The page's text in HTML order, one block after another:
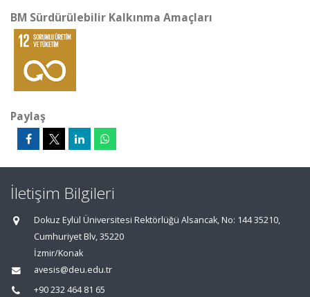
BM Sürdürülebilir Kalkınma Amaçları
Paylaş
İletişim Bilgileri
Dokuz Eylül Üniversitesi Rektörlüğü Alsancak, No: 144 35210,
Cumhuriyet Blv, 35220
İzmir/Konak
avesis@deu.edu.tr
+90 232 464 81 65